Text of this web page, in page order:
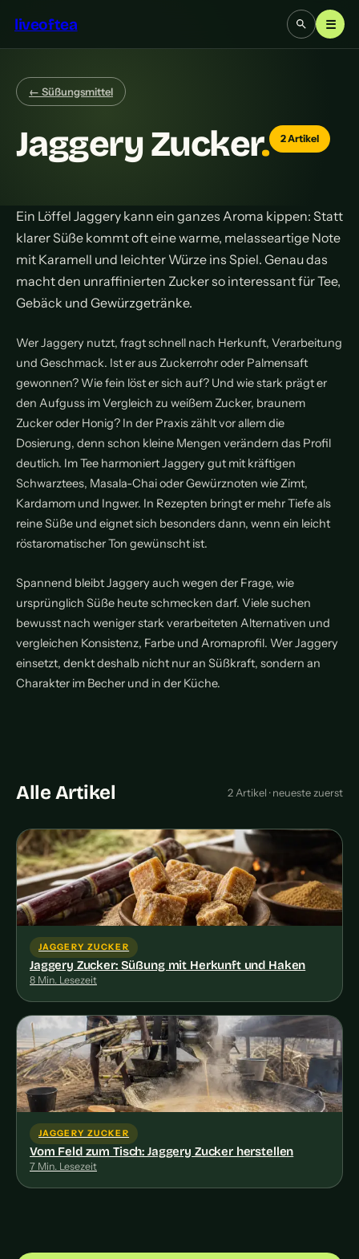
liveoftea ☰
← Süßungsmittel
Jaggery Zucker. 2 Artikel
Ein Löffel Jaggery kann ein ganzes Aroma kippen: Statt
klarer Süße kommt oft eine warme, melasseartige Note
mit Karamell und leichter Würze ins Spiel. Genau das
macht den unraffinierten Zucker so interessant für Tee,
Gebäck und Gewürzgetränke.
Wer Jaggery nutzt, fragt schnell nach Herkunft, Verarbeitung
und Geschmack. Ist er aus Zuckerrohr oder Palmensaft
gewonnen? Wie fein löst er sich auf? Und wie stark prägt er
den Aufguss im Vergleich zu weißem Zucker, braunem
Zucker oder Honig? In der Praxis zählt vor allem die
Dosierung, denn schon kleine Mengen verändern das Profil
deutlich. Im Tee harmoniert Jaggery gut mit kräftigen
Schwarztees, Masala-Chai oder Gewürznoten wie Zimt,
Kardamom und Ingwer. In Rezepten bringt er mehr Tiefe als
reine Süße und eignet sich besonders dann, wenn ein leicht
röstaromatischer Ton gewünscht ist.
Spannend bleibt Jaggery auch wegen der Frage, wie
ursprünglich Süße heute schmecken darf. Viele suchen
bewusst nach weniger stark verarbeiteten Alternativen und
vergleichen Konsistenz, Farbe und Aromaprofil. Wer Jaggery
einsetzt, denkt deshalb nicht nur an Süßkraft, sondern an
Charakter im Becher und in der Küche.
Alle Artikel 2 Artikel · neueste zuerst
JAGGERY ZUCKER
Jaggery Zucker: Süßung mit Herkunft und Haken
8 Min. Lesezeit
JAGGERY ZUCKER
Vom Feld zum Tisch: Jaggery Zucker herstellen
7 Min. Lesezeit